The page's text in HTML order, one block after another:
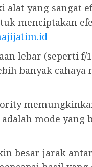
alat yang sangat
menciptakan
lebar (seperti f/
banyak cahaya
mode
besar jarak